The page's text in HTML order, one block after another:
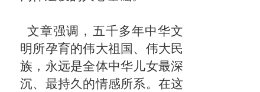
文章强调，五千多年中华文
明所孕育的伟大祖国、伟大民
族，永远是全体中华儿女最深
沉、最持久的情感所系。在这